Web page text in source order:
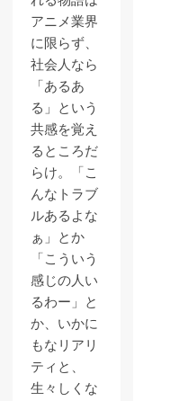
アニメ業界
に限らず、
社会人なら
「あるあ
る」という
共感を覚え
るところだ
らけ。「こ
んなトラブ
ルあるよな
ぁ」とか
「こういう
感じの人い
るわー」と
か、いかに
もなリアリ
ティと、
生々しくな